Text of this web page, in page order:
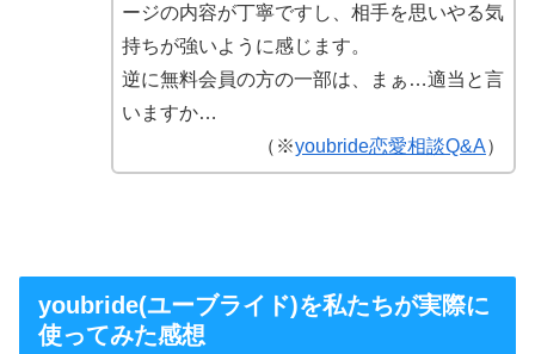
ージの内容が丁寧ですし、相手を思いやる気
持ちが強いように感じます。
逆に無料会員の方の一部は、まぁ…適当と言
いますか…
（※youbride恋愛相談Q&A）
youbride(ユーブライド)を私たちが実際に
使ってみた感想